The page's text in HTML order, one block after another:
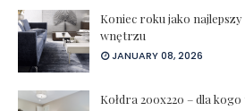
Koniec roku jako
wnętrzu
JANUARY 08, 2026
Kołdra 200x220 – dla